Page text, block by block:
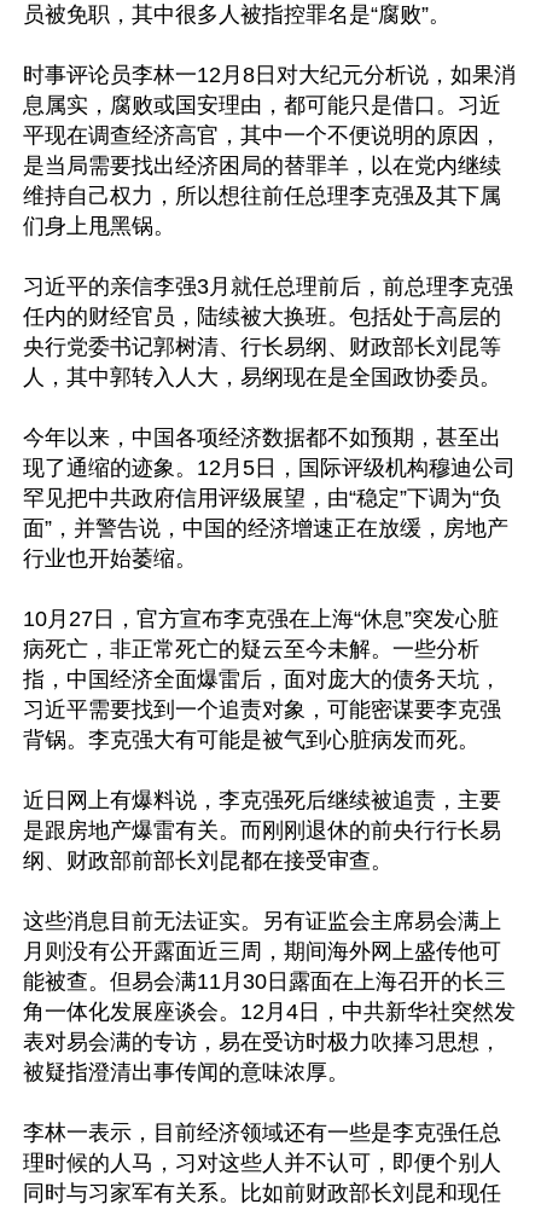
员被免职，其中很多人被指控罪名是“腐败”。
时事评论员李林一12月8日对大纪元分析说，如果消
息属实，腐败或国安理由，都可能只是借口。习近
平现在调查经济高官，其中一个不便说明的原因，
是当局需要找出经济困局的替罪羊，以在党内继续
维持自己权力，所以想往前任总理李克强及其下属
们身上甩黑锅。
习近平的亲信李强3月就任总理前后，前总理李克强
任内的财经官员，陆续被大换班。包括处于高层的
央行党委书记郭树清、行长易纲、财政部长刘昆等
人，其中郭转入人大，易纲现在是全国政协委员。
今年以来，中国各项经济数据都不如预期，甚至出
现了通缩的迹象。12月5日，国际评级机构穆迪公司
罕见把中共政府信用评级展望，由“稳定”下调为“负
面”，并警告说，中国的经济增速正在放缓，房地产
行业也开始萎缩。
10月27日，官方宣布李克强在上海“休息”突发心脏
病死亡，非正常死亡的疑云至今未解。一些分析
指，中国经济全面爆雷后，面对庞大的债务天坑，
习近平需要找到一个追责对象，可能密谋要李克强
背锅。李克强大有可能是被气到心脏病发而死。
近日网上有爆料说，李克强死后继续被追责，主要
是跟房地产爆雷有关。而刚刚退休的前央行行长易
纲、财政部前部长刘昆都在接受审查。
这些消息目前无法证实。另有证监会主席易会满上
月则没有公开露面近三周，期间海外网上盛传他可
能被查。但易会满11月30日露面在上海召开的长三
角一体化发展座谈会。12月4日，中共新华社突然发
表对易会满的专访，易在受访时极力吹捧习思想，
被疑指澄清出事传闻的意味浓厚。
李林一表示，目前经济领域还有一些是李克强任总
理时候的人马，习对这些人并不认可，即便个别人
同时与习家军有关系。比如前财政部长刘昆和现任